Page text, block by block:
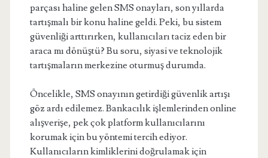
parçası haline gelen SMS onayları, son yıllarda
tartışmalı bir konu haline geldi. Peki, bu sistem
güvenliği arttırırken, kullanıcıları taciz eden bir
araca mı dönüştü? Bu soru, siyasi ve teknolojik
tartışmaların merkezine oturmuş durumda.
Öncelikle, SMS onayının getirdiği güvenlik artışı
göz ardı edilemez. Bankacılık işlemlerinden online
alışverişe, pek çok platform kullanıcılarını
korumak için bu yöntemi tercih ediyor.
Kullanıcıların kimliklerini doğrulamak için